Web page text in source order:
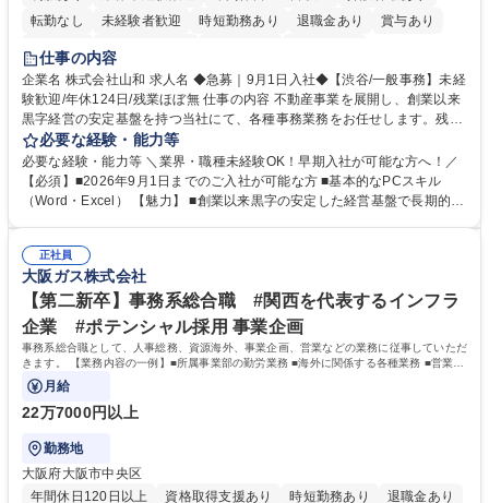
転勤なし
未経験者歓迎 時短勤務あり 退職金あり
賞与あり
育休あり
完全週休2日制
仕事の内容
企業名 株式会社山和 求人名 ◆急募｜9月1日入社◆【渋谷/一般事務】未経
験歓迎/年休124日/残業ほぼ無 仕事の内容 不動産事業を展開し、創業以来
黒字経営の安定基盤を持つ当社にて、各種事務業務をお任せします。残業
がほぼ発生せず、連続した日程の有給取得が可能なため、WLBを整えたい
方にお勧めの環境です！ 入社後はOJTを通じて丁寧に研修を行いますの
で、事務未経験の方でも安心して臨むことができます。 【業務詳細】■電
話・来客対応 ■物件の鍵や社内の備品管理 ■データ入力や書類作成 ■契約
必要な経験・能力等
必要な経験・能力等 ＼業界・職種未経験OK！早期入社が可能な方へ！／
【必須】■2026年9月1日までのご入社が可能な方 ■基本的なPCスキル
（Word・Excel） 【魅力】 ■創業以来黒字の安定した経営基盤で長期的に
のOJTで業務を習得可能、未経験でもしっかりサポート 学歴・資格 学
歴：大学院 大学 高専 短大 語学力： 資格：
正社員
大阪ガス株式会社
【第二新卒】事務系総合職 #関西を代表するインフラ
企業 #ポテンシャル採用 事業企画
事務系総合職として、人事総務、資源海外、事業企画、営業などの業務に従事していただ
きます。 【業務内容の一例】■所属事業部の勤労業務 ■海外に関係する各種業務 ■営業部
門の企画スタッフ、ルート営業
月給
22万7000円以上
勤務地
大阪府大阪市中央区
年間休日120日以上
資格取得支援あり 時短勤務あり
退職金あり